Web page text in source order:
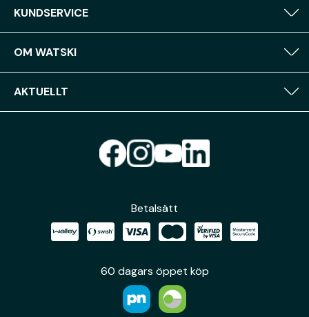
KUNDSERVICE
OM WATSKI
AKTUELLT
Betalsätt
60 dagars öppet köp